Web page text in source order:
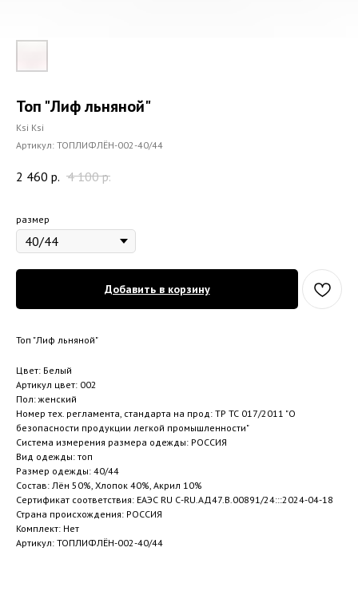
Топ "Лиф льняной"
Ksi Ksi
Артикул: ТОПЛИФЛЁН-002-40/44
2 460 р. 4 100 р.
размер
Добавить в корзину
Топ "Лиф льняной"
Цвет: Белый
Артикул цвет: 002
Пол: женский
Номер тех. регламента, стандарта на прод: ТР ТС 017/2011 "О
безопасности продукции легкой промышленности"
Система измерения размера одежды: РОССИЯ
Вид одежды: топ
Размер одежды: 40/44
Состав: Лён 50%, Хлопок 40%, Акрил 10%
Сертификат соответствия: ЕАЭС RU С-RU.АД47.В.00891/24:::2024-04-18
Страна происхождения: РОССИЯ
Комплект: Нет
Артикул: ТОПЛИФЛЁН-002-40/44